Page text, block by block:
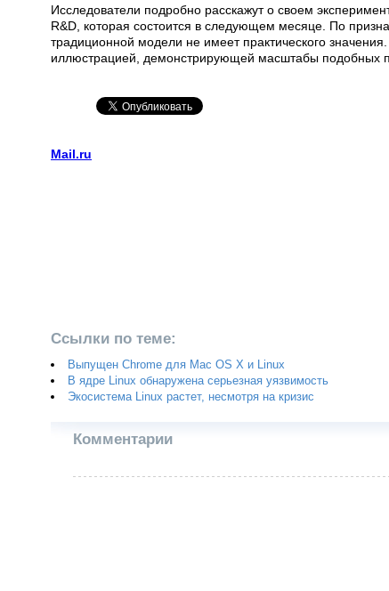
Исследователи подробно расскажут о своем
R&D, которая состоится в следующем месяце. По
традиционной модели не имеет практического
иллюстрацией, демонстрирующей масштабы подобных
Mail.ru
Ссылки по теме:
Выпущен Chrome для Mac OS X и Linux
В ядре Linux обнаружена серьезная уязвимость
Экосистема Linux растет, несмотря на кризис
Комментарии